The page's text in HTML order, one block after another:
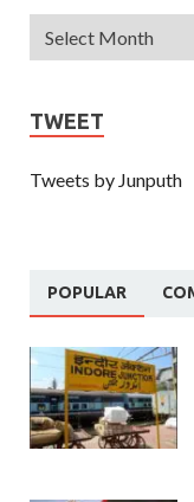
TWEET
Tweets by Junputh
POPULAR